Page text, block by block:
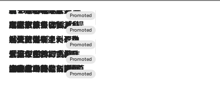
2026.8.7
【トンボの足水浴】ヒノキの香りに包まれて涼感マックス！約13℃の湧水かけ流しを避暑地「星野温泉 トンボの湯」で体験
2026.7.31
【ホテル帰省】という選択肢をOMOが提案。家族とほどよい距離を保つには「昼は実家、夜は気兼ねなくホテルで！」
2026.7.24
【夏限定ディナーコース】旬を迎える稚鮎や花ズッキーニなどをイタリア・トスカーナの郷土料理の手法で満喫！
2026.7.17
「土佐和ハーブかき氷」がOMO7高知に登場！生姜、山椒、大葉など目にも舌にも涼を呼ぶ郷土の味
2026.7.10
NEW OPEN！【界 草津】名湯の地に誕生。趣の異なる2種の温泉と上州ならではの会席・蕎麦割烹など美食を味わう究極の癒やし旅